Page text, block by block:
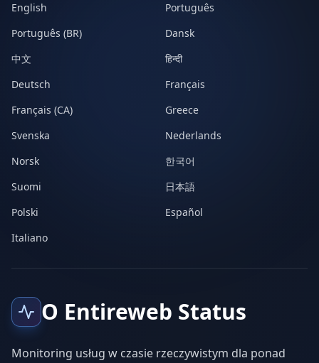
English
Português
Português (BR)
Dansk
中文
हिन्दी
Deutsch
Français
Français (CA)
Greece
Svenska
Nederlands
Norsk
한국어
Suomi
日本語
Polski
Español
Italiano
O Entireweb Status
Monitoring usług w czasie rzeczywistym dla ponad